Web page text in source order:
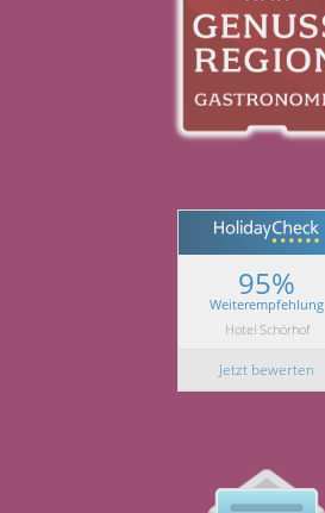
95%
Weiterempfehlung
Hotel Schörhof
Jetzt bewerten